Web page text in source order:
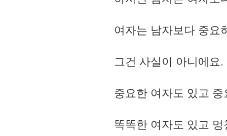
여자는 남자보다 중요
그건 사실이 아니에
중요한 여자도 있고
똑똑한 여자도 있고